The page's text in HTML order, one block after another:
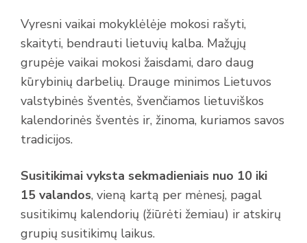
Vyresni vaikai mokyklėlėje mokosi rašyti,
skaityti, bendrauti lietuvių kalba. Mažųjų
grupėje vaikai mokosi žaisdami, daro daug
kūrybinių darbelių. Drauge minimos Lietuvos
valstybinės šventės, švenčiamos lietuviškos
kalendorinės šventės ir, žinoma, kuriamos savos
tradicijos.
Susitikimai vyksta sekmadieniais nuo 10 iki
15 valandos, vieną kartą per mėnesį, pagal
susitikimų kalendorių (žiūrėti žemiau) ir atskirų
grupių susitikimų laikus.